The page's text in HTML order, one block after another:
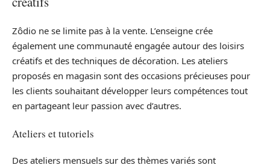
Zôdio ne se limite pas à la vente. L’enseigne crée
également une communauté engagée autour des loisirs
créatifs et des techniques de décoration. Les ateliers
proposés en magasin sont des occasions précieuses pour
les clients souhaitant développer leurs compétences tout
en partageant leur passion avec d’autres.
Ateliers et tutoriels
Des ateliers mensuels sur des thèmes variés sont